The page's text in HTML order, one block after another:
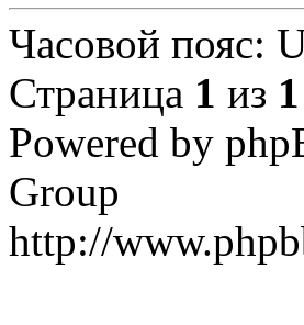
Часовой пояс:
Страница 1 из 1
Powered by
Group
http://